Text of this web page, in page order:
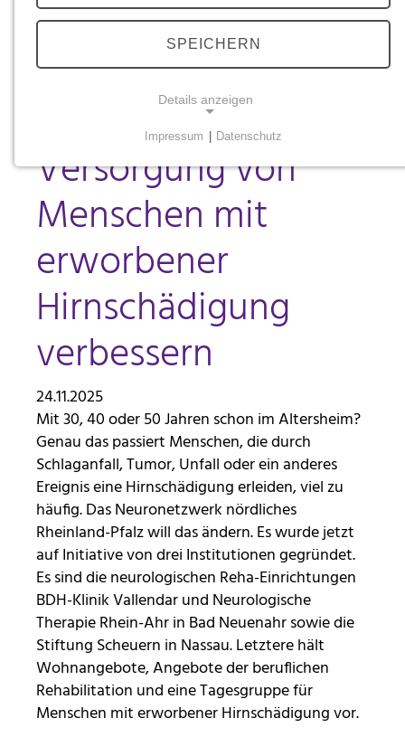
Neuronetzwerk
gegründet:
Mitglieder wollen
Versorgung von
Menschen mit
erworbener
Hirnschädigung
verbessern
24.11.2025
Mit 30, 40 oder 50 Jahren schon im Altersheim?
Genau das passiert Menschen, die durch
Schlaganfall, Tumor, Unfall oder ein anderes
Ereignis eine Hirnschädigung erleiden, viel zu
häufig. Das Neuronetzwerk nördliches
Rheinland-Pfalz will das ändern. Es wurde jetzt
auf Initiative von drei Institutionen gegründet.
Es sind die neurologischen Reha-Einrichtungen
BDH-Klinik Vallendar und Neurologische
Therapie Rhein-Ahr in Bad Neuenahr sowie die
Stiftung Scheuern in Nassau. Letztere hält
Wohnangebote, Angebote der beruflichen
Rehabilitation und eine Tagesgruppe für
Menschen mit erworbener Hirnschädigung vor.
SPEICHERN
Details anzeigen
Notwendige Cookies ermöglichen grundlegende
Funktionen und sind für die einwandfreie Funktion
der Website erforderlich.
Einverständnis-Cookie
Name:
cookie_consent
Zweck:
Einverständnis-Optionen des Benutzers
Cookie Laufzeit:
1 Jahr
mtm_consent oder
mtm_consent_removed
Name:
mtm_consent oder mtm_consent_removed
Stiftung Scheuern
Zweck:
Speichert, ob Sie der Seitenstatistik mit Matomo
Impressum Datenschutz